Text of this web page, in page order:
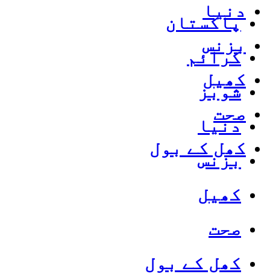
پاکستان
کرائم
شوبز
دنیا
بزنس
کھیل
صحت
کھل کے بول
دنیا
بزنس
کھیل
صحت
کھل کے بول